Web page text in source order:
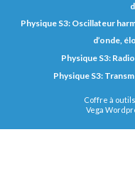
Physique S3: Oscillateur
d’onde,
Physique S3:
Physique S3:
Coffre à
Vega